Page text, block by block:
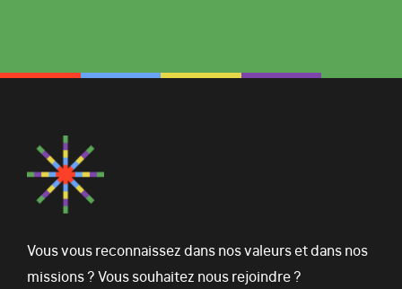
Vous vous reconnaissez dans nos valeurs et dans nos
missions ? Vous souhaitez nous rejoindre ?